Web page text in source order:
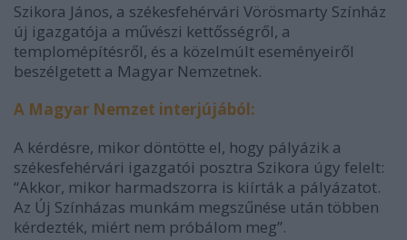
Szikora János, a székesfehérvári Vörösmarty Színház
új igazgatója a művészi kettősségről, a
templomépítésről, és a közelmúlt eseményeiről
beszélgetett a Magyar Nemzetnek.
A Magyar Nemzet interjújából:
A kérdésre, mikor döntötte el, hogy pályázik a
székesfehérvári igazgatói posztra Szikora úgy felelt:
“Akkor, mikor harmadszorra is kiírták a pályázatot.
Az Új Színházas munkám megszűnése után többen
kérdezték, miért nem próbálom meg”.